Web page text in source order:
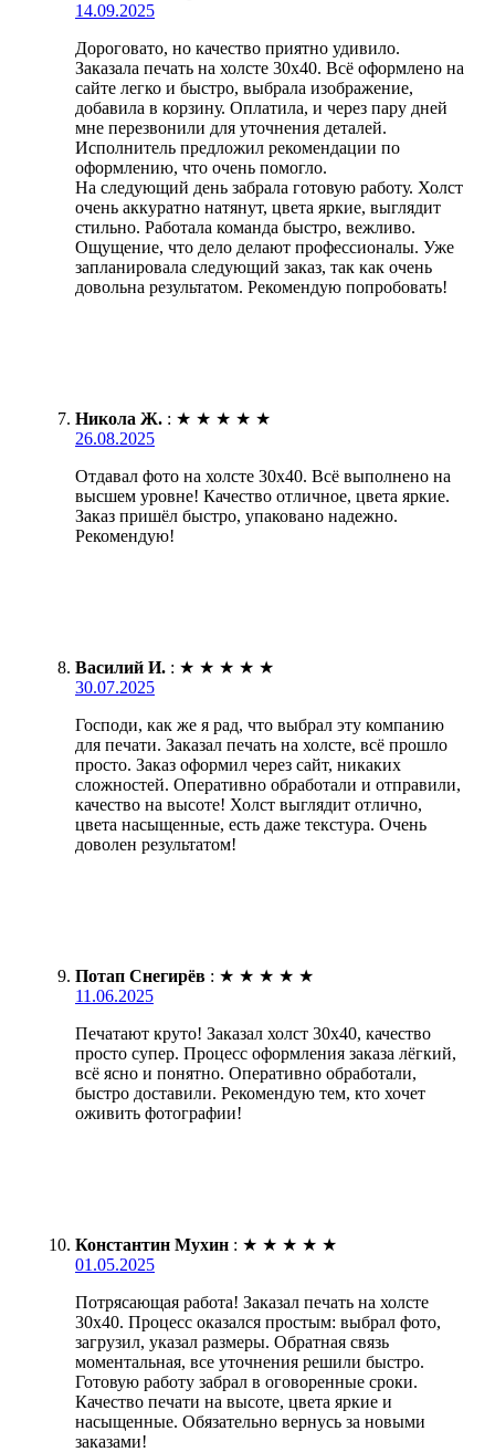
14.09.2025
Дороговато, но качество приятно удивило.
Заказала печать на холсте 30х40. Всё оформлено на
сайте легко и быстро, выбрала изображение,
добавила в корзину. Оплатила, и через пару дней
мне перезвонили для уточнения деталей.
Исполнитель предложил рекомендации по
оформлению, что очень помогло.
На следующий день забрала готовую работу. Холст
очень аккуратно натянут, цвета яркие, выглядит
стильно. Работала команда быстро, вежливо.
Ощущение, что дело делают профессионалы. Уже
запланировала следующий заказ, так как очень
довольна результатом. Рекомендую попробовать!
Никола Ж. : ★ ★ ★ ★ ★
26.08.2025
Отдавал фото на холсте 30х40. Всё выполнено на
высшем уровне! Качество отличное, цвета яркие.
Заказ пришёл быстро, упаковано надежно.
Рекомендую!
Василий И. : ★ ★ ★ ★ ★
30.07.2025
Господи, как же я рад, что выбрал эту компанию
для печати. Заказал печать на холсте, всё прошло
просто. Заказ оформил через сайт, никаких
сложностей. Оперативно обработали и отправили,
качество на высоте! Холст выглядит отлично,
цвета насыщенные, есть даже текстура. Очень
доволен результатом!
Потап Снегирёв : ★ ★ ★ ★ ★
11.06.2025
Печатают круто! Заказал холст 30х40, качество
просто супер. Процесс оформления заказа лёгкий,
всё ясно и понятно. Оперативно обработали,
быстро доставили. Рекомендую тем, кто хочет
оживить фотографии!
Константин Мухин : ★ ★ ★ ★ ★
01.05.2025
Потрясающая работа! Заказал печать на холсте
30х40. Процесс оказался простым: выбрал фото,
загрузил, указал размеры. Обратная связь
моментальная, все уточнения решили быстро.
Готовую работу забрал в оговоренные сроки.
Качество печати на высоте, цвета яркие и
насыщенные. Обязательно вернусь за новыми
заказами!